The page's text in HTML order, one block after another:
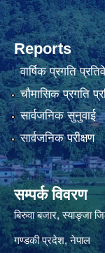
Reports
वार्षिक प्रगति
चौमासिक प्रगति
सार्वजनिक सुनुवाई
सार्वजनिक परीक्षण
सम्पर्क विवरण
बिरुवा बजार, स्याङ्जा
गण्डकी प्रदेश, नेपाल